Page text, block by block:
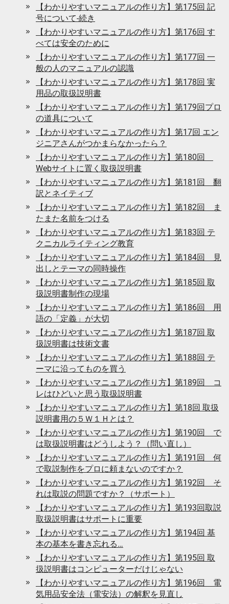
【わかりやすいマニュアルの作り方】第175回 記
号について-続き
【わかりやすいマニュアルの作り方】第176回 す
べては安全のために
【わかりやすいマニュアルの作り方】第177回 一
般の人のマニュアルの認識
【わかりやすいマニュアルの作り方】第178回 実
用品の取扱説明書
【わかりやすいマニュアルの作り方】第179回プロ
の道具について
【わかりやすいマニュアルの作り方】第17回 エン
ジニアさんがつかまらなかったら？
【わかりやすいマニュアルの作り方】第180回
Webサイトに置く取扱説明書
【わかりやすいマニュアルの作り方】第181回 翻
訳とネイティブ
【わかりやすいマニュアルの作り方】第182回 ま
たまた名前をつける
【わかりやすいマニュアルの作り方】第183回 テ
クニカルライティング教育
【わかりやすいマニュアルの作り方】第184回 見
出しとテーマの同時操作
【わかりやすいマニュアルの作り方】第185回 取
扱説明書制作の現場
【わかりやすいマニュアルの作り方】第186回 用
語の「定義」が大切
【わかりやすいマニュアルの作り方】第187回 取
扱説明書は技術文書
【わかりやすいマニュアルの作り方】第188回 テ
ーマに沿ってものを買う
【わかりやすいマニュアルの作り方】第189回 コ
レはひどいと思う取扱説明書
【わかりやすいマニュアルの作り方】第18回 取扱
説明書用の５Ｗ１Ｈとは？
【わかりやすいマニュアルの作り方】第190回 で
は取扱説明書はどうしよう？（問い直し）
【わかりやすいマニュアルの作り方】第191回 何
で取説制作をプロに頼まないのですか？
【わかりやすいマニュアルの作り方】第192回 そ
れは取説の問題ですか？（サポート）
【わかりやすいマニュアルの作り方】第193回取説
取扱説明書はサポートに重要
【わかりやすいマニュアルの作り方】第194回 基
本の基本を書き忘れる…
【わかりやすいマニュアルの作り方】第195回 取
扱説明書はコンピューターだけじゃない
【わかりやすいマニュアルの作り方】第196回 電
気用品安全法（電安法）の解釈を見直し